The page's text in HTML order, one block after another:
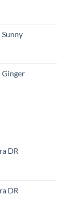
Sunny
Ginger
DR
DR